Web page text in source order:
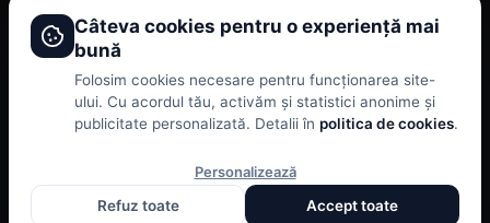
Publicitate
Lifestyle
Health & Beauty
Casa si Gradina
Politica De Confidentialitate
Termeni și Condiții
© 2026 BRAVOnet. Toate drepturile rezervate.
Câteva cookies pentru o experiență mai
bună
Folosim cookies necesare pentru funcționarea site-
ului. Cu acordul tău, activăm și statistici anonime și
publicitate personalizată. Detalii în politica de cookies.
Personalizează
Refuz toate
Accept toate